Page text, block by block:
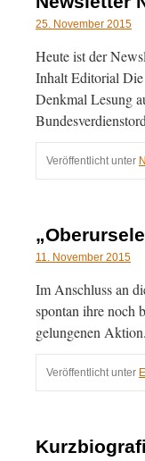
25. November 2015
Heute ist der
Inhalt Editorial Die
Denkmal Lesung
Veröffentlicht unter
11. November 2015
Im Anschluss an
spontan ihre noch
gelungenen Aktion.
Veröffentlicht unter